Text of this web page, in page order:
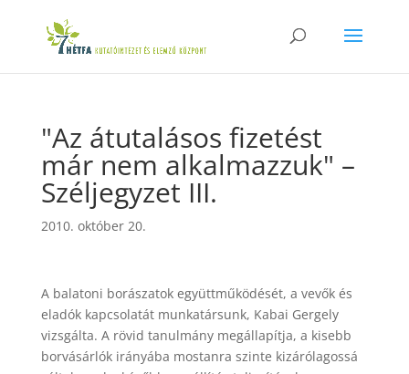
"Az átutalásos fizetést
már nem alkalmazzuk" –
Széljegyzet III.
2010. október 20.
A balatoni borászatok együttműködését, a vevők és
eladók kapcsolatát munkatársunk, Kabai Gergely
vizsgálta. A rövid tanulmány megállapítja, a kisebb
borvásárlók irányába mostanra szinte kizárólagossá